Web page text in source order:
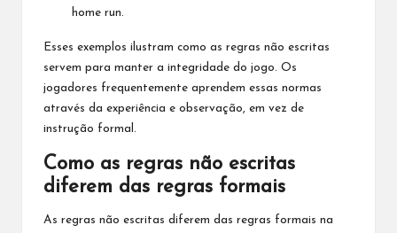
home run.
Esses exemplos ilustram como as regras não escritas
servem para manter a integridade do jogo. Os
jogadores frequentemente aprendem essas normas
através da experiência e observação, em vez de
instrução formal.
Como as regras não escritas
diferem das regras formais
As regras não escritas diferem das regras formais na